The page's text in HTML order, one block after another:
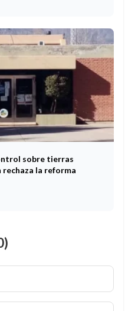
sobre tierras
la reforma